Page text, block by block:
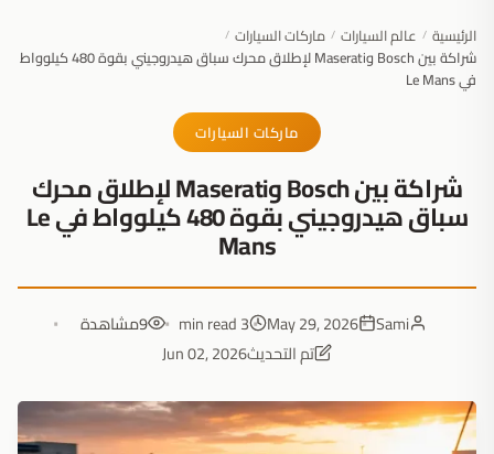
الرئيسية / عالم السيارات / ماركات السيارات /
شراكة بين Bosch وMaserati لإطلاق محرك سباق هيدروجيني بقوة 480 كيلوواط
في Le Mans
ماركات السيارات
شراكة بين Bosch وMaserati لإطلاق محرك
سباق هيدروجيني بقوة 480 كيلوواط في Le
Mans
Sami
May 29, 2026
3 min read
9مشاهدة
تم التحديثJun 02, 2026